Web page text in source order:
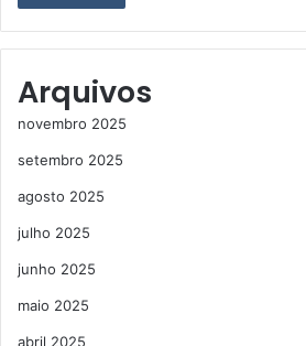
Arquivos
novembro 2025
setembro 2025
agosto 2025
julho 2025
junho 2025
maio 2025
abril 2025